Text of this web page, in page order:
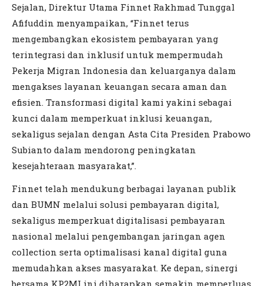
Sejalan, Direktur Utama Finnet Rakhmad Tunggal
Afifuddin menyampaikan, “Finnet terus
mengembangkan ekosistem pembayaran yang
terintegrasi dan inklusif untuk mempermudah
Pekerja Migran Indonesia dan keluarganya dalam
mengakses layanan keuangan secara aman dan
efisien. Transformasi digital kami yakini sebagai
kunci dalam memperkuat inklusi keuangan,
sekaligus sejalan dengan Asta Cita Presiden Prabowo
Subianto dalam mendorong peningkatan
kesejahteraan masyarakat,”.
Finnet telah mendukung berbagai layanan publik
dan BUMN melalui solusi pembayaran digital,
sekaligus memperkuat digitalisasi pembayaran
nasional melalui pengembangan jaringan agen
collection serta optimalisasi kanal digital guna
memudahkan akses masyarakat. Ke depan, sinergi
bersama KP2MI ini diharapkan semakin memperluas